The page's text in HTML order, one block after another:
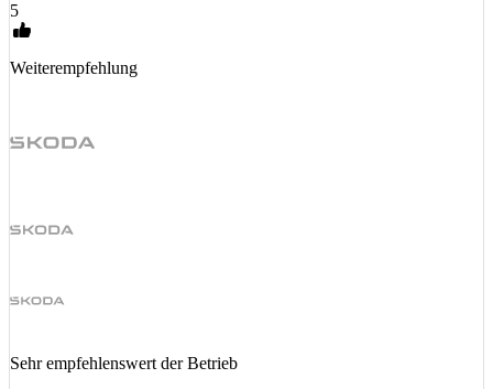
5
Weiterempfehlung
Sehr empfehlenswert der Betrieb